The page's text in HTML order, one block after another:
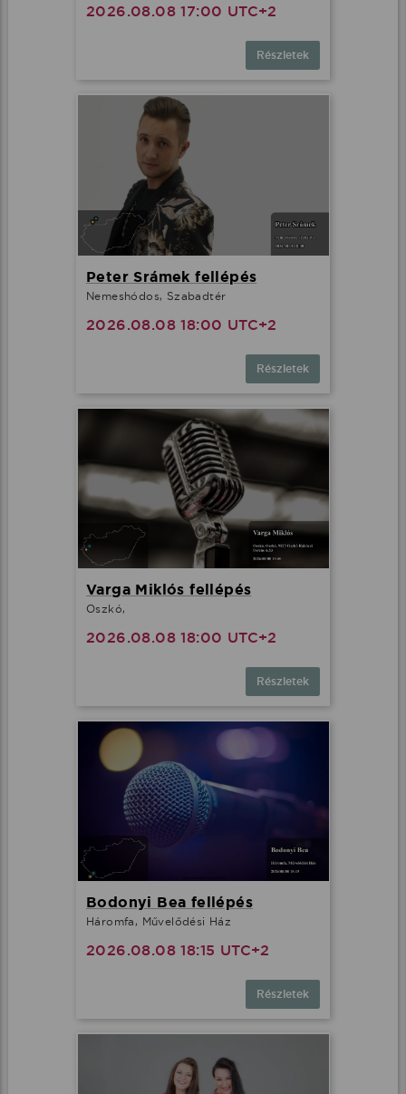
2026.08.08 17:00 UTC+2
Részletek
Peter Srámek fellépés
Nemeshódos, Szabadtér
2026.08.08 18:00 UTC+2
Részletek
Varga Miklós fellépés
Oszkó,
2026.08.08 18:00 UTC+2
Részletek
Bodonyi Bea fellépés
Háromfa, Művelődési Ház
2026.08.08 18:15 UTC+2
Részletek